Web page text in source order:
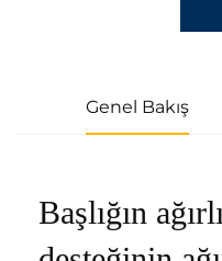
Genel Bakış